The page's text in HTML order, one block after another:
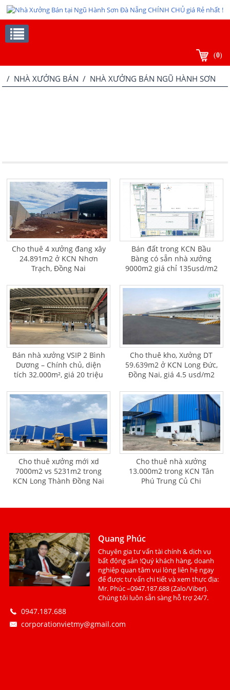
(0)
/ NHÀ XƯỞNG BÁN / NHÀ XƯỞNG BÁN NGŨ HÀNH SƠN
Cho thuê 4 xưởng đang xây
24.891m2 ở KCN Nhơn
Trạch, Đồng Nai
Bán đất trong KCN Bầu
Bàng có sẵn nhà xưởng
9000m2 giá chỉ 135usd/m2
Bán nhà xưởng VSIP 2 Bình
Dương – Chính chủ, diện
tích 32.000m², giá 20 triệu
Cho thuê kho, Xưởng DT
59.639m2 ở KCN Long Đức,
Đồng Nai, giá 4.5 usd/m2
Cho thuê xưởng mới xd
7000m2 vs 5231m2 trong
KCN Long Thành Đồng Nai
Cho thuê nhà xưởng
13.000m2 trong KCN Tân
Phú Trung Củ Chi
Quang Phúc
Chuyên gia tư vấn tài chính & dịch vụ
bất động sản !Quý khách hàng, doanh
nghiệp quan tâm vui lòng liên hệ ngay
để được tư vấn chi tiết và xem thực địa:
Mr. Phúc –0947.187.688 (Zalo/Viber).
Chúng tôi luôn sẵn sàng hỗ trợ 24/7.
0947.187.688
corporationvietmy@gmail.com